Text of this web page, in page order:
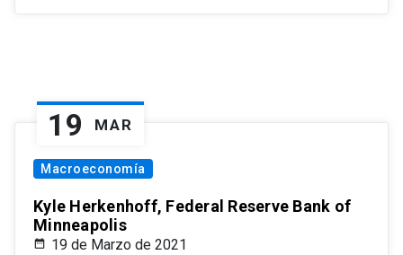
19 MAR
Macroeconomía
Kyle Herkenhoff, Federal Reserve Bank of
Minneapolis
19 de Marzo de 2021